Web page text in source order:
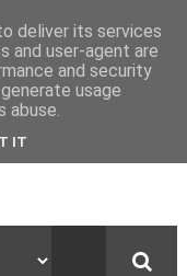
deliver its services
and user-agent are
and security
usage
abuse.
IT